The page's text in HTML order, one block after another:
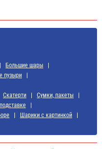
Большие шары
пузыри
Скатерти
Сумки, пакеты
Шарики с картинкой